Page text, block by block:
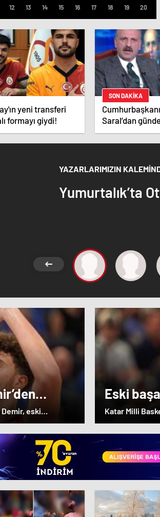
yeni transferi
formayı giydi!
SON DAKİKA
Saral’dan
Mansur Yavaş
YAZARLARIMIZIN
Yumurtalık’ta
eski
Eski
Alperen
Katar Milli
öğrencisi